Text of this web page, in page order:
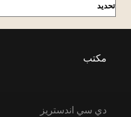
تحديد
مكتب
دي سي اندستريز